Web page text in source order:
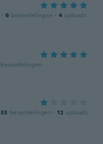
· 6 beoordelingen · 4 uploads
beoordelingen
33 beoordelingen · 12 uploads